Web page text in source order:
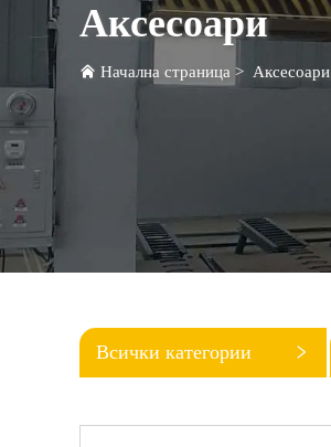
Аксесоари
Начална страница > Аксесоари
Всички категории